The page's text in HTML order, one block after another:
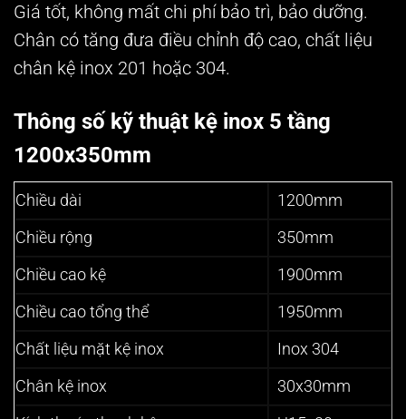
Giá tốt, không mất chi phí bảo trì, bảo dưỡng.
Chân có tăng đưa điều chỉnh độ cao, chất liệu
chân kệ inox 201 hoặc 304.
Thông số kỹ thuật kệ inox 5 tầng
1200x350mm
Chiều dài 1200mm
Chiều rộng 350mm
Chiều cao kệ 1900mm
Chiều cao tổng thể 1950mm
Chất liệu mặt kệ inox Inox 304
Chân kệ inox 30x30mm